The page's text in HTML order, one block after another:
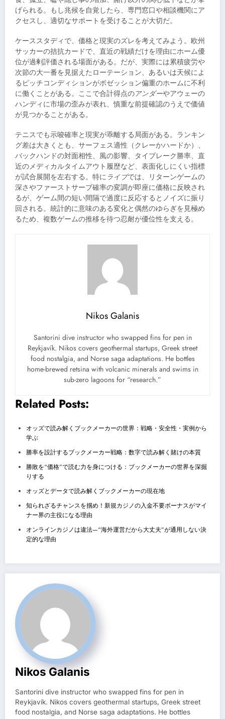
げられる。もし兆候を自覚したら、専門窓口や相談機関にア
クセスし、適切なサポートを受けることが大切だ。
ケーススタディで、価格と現実のズレを考えてみよう。欧州
サッカーの拮抗カードで、直近の戦績だけを理由にホーム優
位が過剰評価される場面がある。だが、実際には累積疲労や
次節の大一番を見据えたローテーション、あるいは天候によ
るピッチコンディションがポゼッション偏重のホームに不利
に働くことがある。ここで合計得点のアンダーやアウェーの
ハンディに市場の歪みが表れ、慎重な前提確認のうえで価値
が見つかることがある。
テニスでも示唆確率と現実が乖離する局面がある。ランキン
グ差は大きくとも、サーフェス適性（クレーかハードか）、
バックハンドの対面相性、風の影響、タイブレーク勝率、直
近のメディカルタイムアウト履歴など、表面化しにくい指標
が試合展開を左右する。特に ライブでは、リターンゲームの
深さやファーストサーブ確率の変調が即座に価格に反映され
るが、ゲーム間の短い間隔で過度に反応するとノイズに振り
回される。統計的に意味のある変化と偶然のゆらぎを見極め
るため、複数ゲームの推移を待つ忍耐が優位性を支える。
Nikos Galanis
Santorini dive instructor who swapped fins for pen in
Reykjavík. Nikos covers geothermal startups, Greek street
food nostalgia, and Norse saga adaptations. He bottles
home-brewed retsina with volcanic minerals and swims in
sub-zero lagoons for “research.”
Related Posts:
オッズで読み解くブックメーカーの世界：戦略・安全性・実例から
学ぶ
勝率を設計するブックメーカー戦略：数字で読み解く賭けの本質
勝敗を“価格”で読む力を身につける：ブックメーカーの世界を深掘
りする
オッズとデータで読み解くブックメーカーの現在地
知られざるチャンスを掴め！新規カジノの入金不要ボーナスがマイ
ナー界の主役になる理由
オンラインカジノは違法—“海外運営だから大丈夫”が通用しない決
定的な理由
Nikos Galanis
Santorini dive instructor who swapped fins for pen in
Reykjavík. Nikos covers geothermal startups, Greek street
food nostalgia, and Norse saga adaptations. He bottles